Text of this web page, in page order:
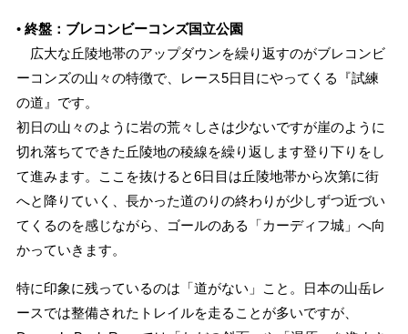
• 終盤：ブレコンビーコンズ国立公園
広大な丘陵地帯のアップダウンを繰り返すのがブレコンビ
ーコンズの山々の特徴で、レース5日目にやってくる『試練
の道』です。
初日の山々のように岩の荒々しさは少ないですが崖のように
切れ落ちてできた丘陵地の稜線を繰り返します登り下りをし
て進みます。ここを抜けると6日目は丘陵地帯から次第に街
へと降りていく、長かった道のりの終わりが少しずつ近づい
てくるのを感じながら、ゴールのある「カーディフ城」へ向
かっていきます。
特に印象に残っているのは「道がない」こと。日本の山岳レ
ースでは整備されたトレイルを走ることが多いですが、